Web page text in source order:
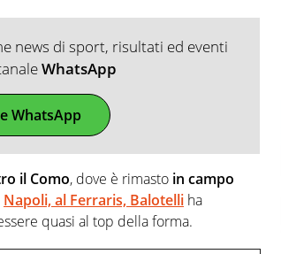
news di sport, risultati ed eventi
WhatsApp
WhatsApp
il Como, dove è rimasto in campo
Napoli, al Ferraris, Balotelli ha
quasi al top della forma.